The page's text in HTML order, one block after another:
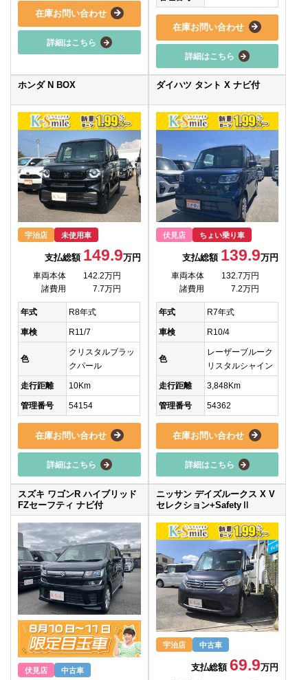
在庫お問い合わせ
詳細はこちら
在庫お問い合わせ
詳細はこちら
ホンダ N BOX
宇治店 未使用車
支払総額 149.9万円
車両本体
142.2万円
諸費用
7.7万円
年式 R8年式
車検 R11/7
色
クリスタルブラッ
クパール
走行距離 10Km
管理番号 54154
在庫お問い合わせ
詳細はこちら
ダイハツ タント X ナビ付
伏見店 ちょい乗り車
支払総額 139.9万円
車両本体
132.7万円
諸費用
7.2万円
年式 R7年式
車検 R10/4
色
レーザーブルーク
リスタルシャイン
走行距離 3,848Km
管理番号 54362
在庫お問い合わせ
詳細はこちら
スズキ ワゴンR ハイブリッド
FZセーフティ ナビ付
伏見店 中古車
ニッサン デイズルークス X V
セレクション+SafetyⅡ
宇治店 中古車
支払総額69.9万円